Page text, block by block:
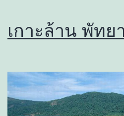
เกาะล้าน พัทย